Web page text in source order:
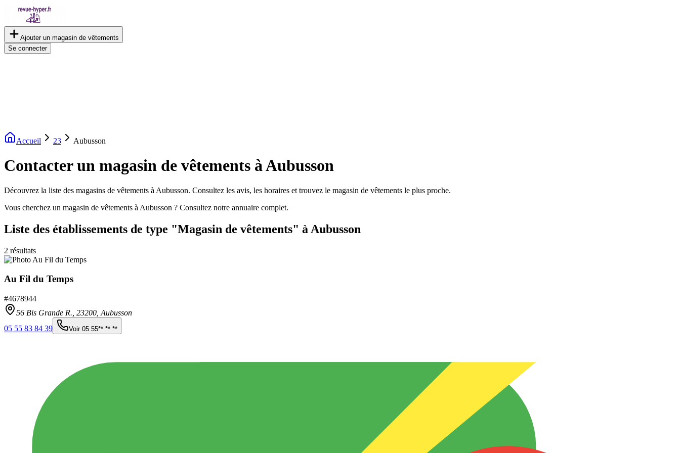
Ajouter un magasin de vêtements
Se connecter
Accueil 23 Aubusson
Contacter un magasin de vêtements à Aubusson
Découvrez la liste des magasins de vêtements à Aubusson. Consultez les avis, les horaires et trouvez le magasin de vêtements le plus proche.
Vous cherchez un magasin de vêtements à Aubusson ? Consultez notre annuaire complet.
Liste des établissements de type "Magasin de vêtements" à Aubusson
2 résultats
Au Fil du Temps
#4678944
56 Bis Grande R., 23200 Aubusson
05 55 83 84 39
Voir 05 55** ** **